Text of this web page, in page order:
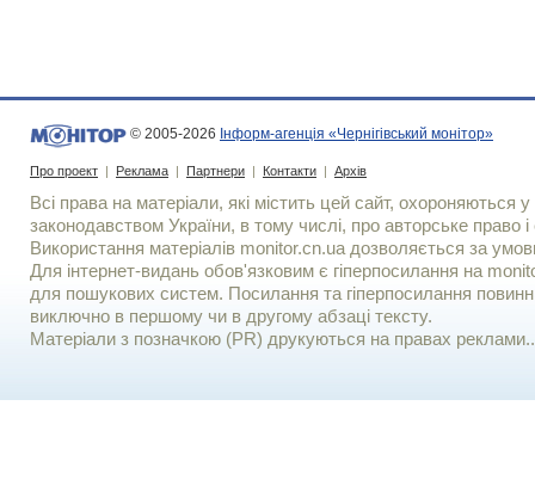
© 2005-2026 Інформ-агенція «Чернігівський монітор»
Про проект | Реклама | Партнери | Контакти | Архів
Всі права на матеріали, які містить цей сайт, охороняються у
законодавством України, в тому числі, про авторське право і
Використання матерiалiв monitor.cn.ua дозволяється за
Для iнтернет-видань обов'язковим є гiперпосилання на
для пошукових систем. Посилання та гіперпосилання
виключно в першому чи в другому абзаці тексту.
Матеріали з позначкою (PR) друкуються на правах реклами..